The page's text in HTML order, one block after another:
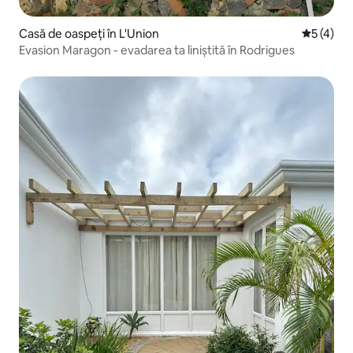
Casă de oaspeți în L'Union Scor
5 (4)
Evasion Maragon - evadarea ta liniștită în Rodrigues